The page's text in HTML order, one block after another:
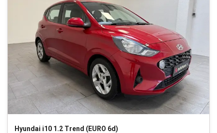
Hyundai i10 1.2 Trend (EURO 6d)